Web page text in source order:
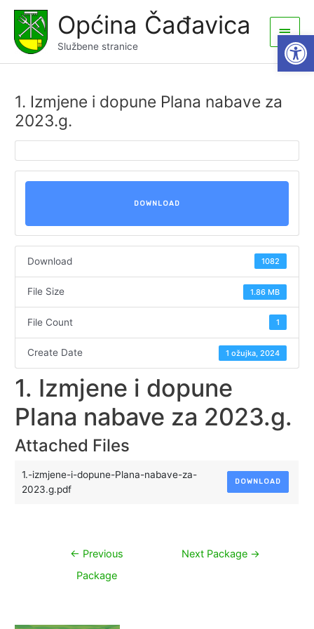
content
Općina Čađavica
Službene stranice
Main
Menu
1. Izmjene i dopune Plana nabave za
2023.g.
DOWNLOAD
Download 1082
File Size 1.86 MB
File Count 1
Create Date 1 ožujka, 2024
1. Izmjene i dopune
Plana nabave za 2023.g.
Attached Files
1.-izmjene-i-dopune-Plana-nabave-za-
2023.g.pdf
DOWNLOAD
Navigacija
← Previous
Package
Next Package →